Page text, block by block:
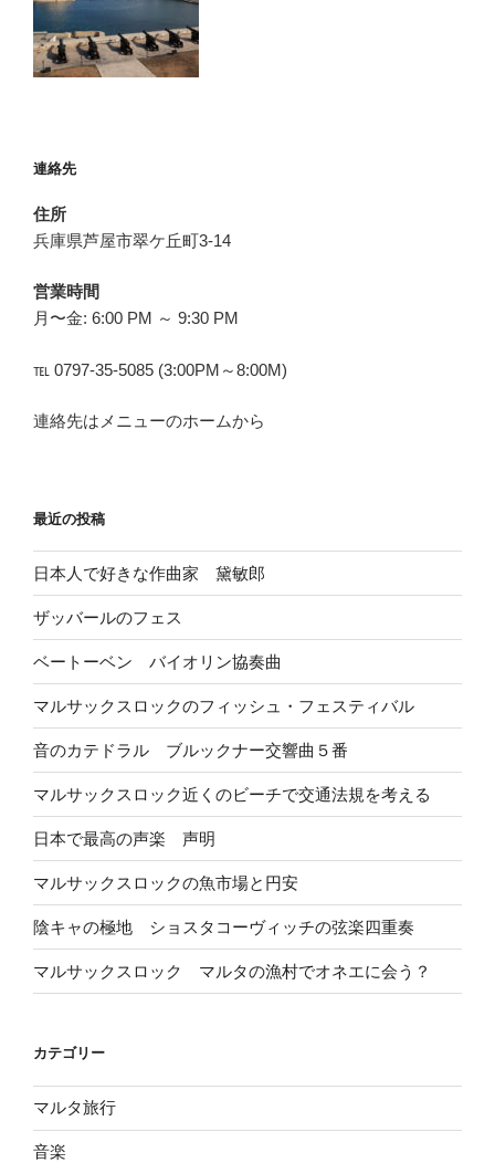
連絡先
住所
兵庫県芦屋市翠ケ丘町3-14
営業時間
月〜金: 6:00 PM ～ 9:30 PM
℡ 0797-35-5085 (3:00PM～8:00M)
連絡先はメニューのホームから
最近の投稿
日本人で好きな作曲家 黛敏郎
ザッバールのフェス
ベートーベン バイオリン協奏曲
マルサックスロックのフィッシュ・フェスティバル
音のカテドラル ブルックナー交響曲５番
マルサックスロック近くのビーチで交通法規を考える
日本で最高の声楽 声明
マルサックスロックの魚市場と円安
陰キャの極地 ショスタコーヴィッチの弦楽四重奏
マルサックスロック マルタの漁村でオネエに会う？
カテゴリー
マルタ旅行
音楽